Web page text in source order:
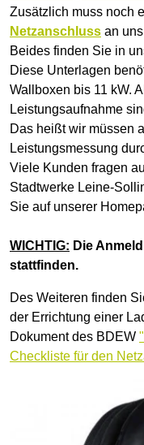
Zusätzlich muss noch
Netzanschluss an
Beides finden Sie in
Diese Unterlagen
Wallboxen bis 11 kW.
Leistungsaufnahme
Das heißt wir müssen
Leistungsmessung
Viele Kunden fragen
Stadtwerke Leine-
Sie auf unserer
WICHTIG: Die
stattfinden.
Des Weiteren finden
der Errichtung einer
Dokument des BDEW "
Checkliste für den